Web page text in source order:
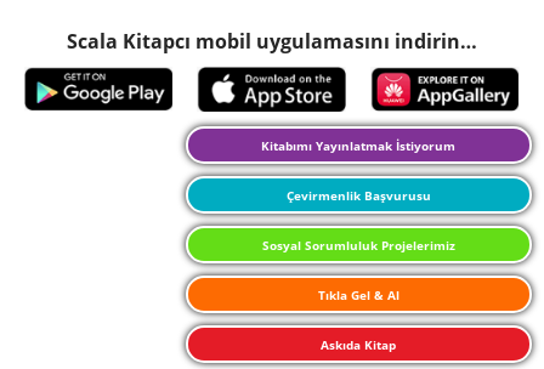
Scala Kitapcı mobil uygulamasını indirin…
Kitabımı Yayınlatmak İstiyorum
Çevirmenlik Başvurusu
Sosyal Sorumluluk Projelerimiz
Tıkla Gel & Al
Askıda Kitap